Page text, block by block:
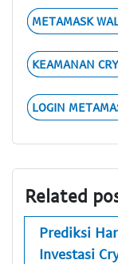
METAMASK
KEAMANAN
LOGIN
Related
Prediksi
Investasi